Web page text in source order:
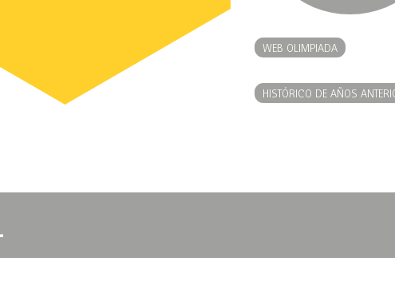
WEB OLIMPIADA
HISTÓRICO DE AÑOS